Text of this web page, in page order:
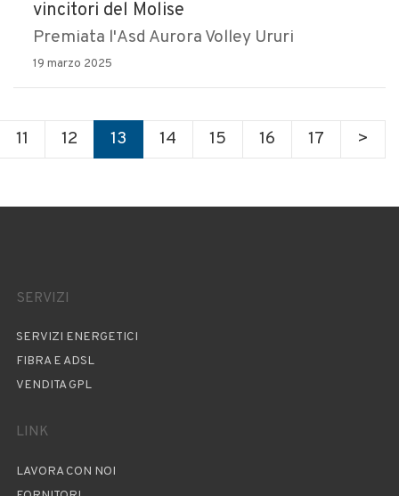
vincitori del Molise
Premiata l'Asd Aurora Volley Ururi
19 marzo 2025
11 12 13 14 15 16 17 >
SERVIZI
SERVIZI ENERGETICI
FIBRA E ADSL
VENDITA GPL
LINK
LAVORA CON NOI